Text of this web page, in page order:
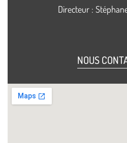
Directeur :
NOUS